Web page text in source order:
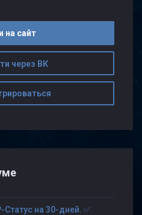
на сайт
через ВК
Статус на 30-дней. ✅